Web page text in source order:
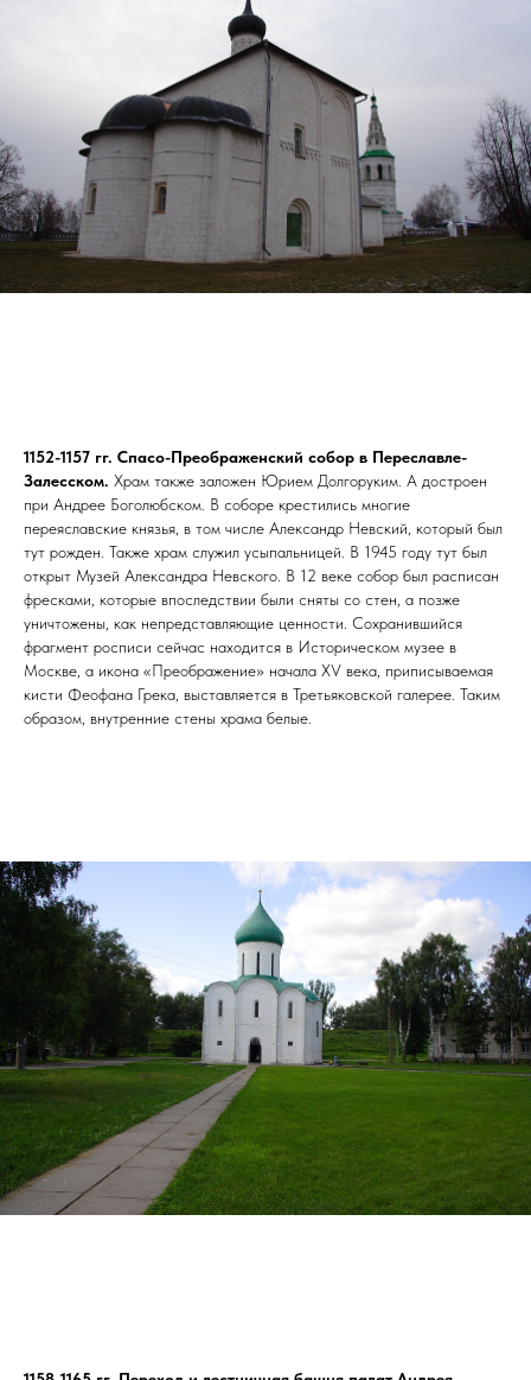
1152-1157 гг. Спасо-Преображенский собор в Переславле-
Залесском. Храм также заложен Юрием Долгоруким. А достроен
при Андрее Боголюбском. В соборе крестились многие
переяславские князья, в том числе Александр Невский, который был
тут рожден. Также храм служил усыпальницей. В 1945 году тут был
открыт Музей Александра Невского. В 12 веке собор был расписан
фресками, которые впоследствии были сняты со стен, а позже
уничтожены, как непредставляющие ценности. Сохранившийся
фрагмент росписи сейчас находится в Историческом музее в
Москве, а икона «Преображение» начала XV века, приписываемая
кисти Феофана Грека, выставляется в Третьяковской галерее. Таким
образом, внутренние стены храма белые.